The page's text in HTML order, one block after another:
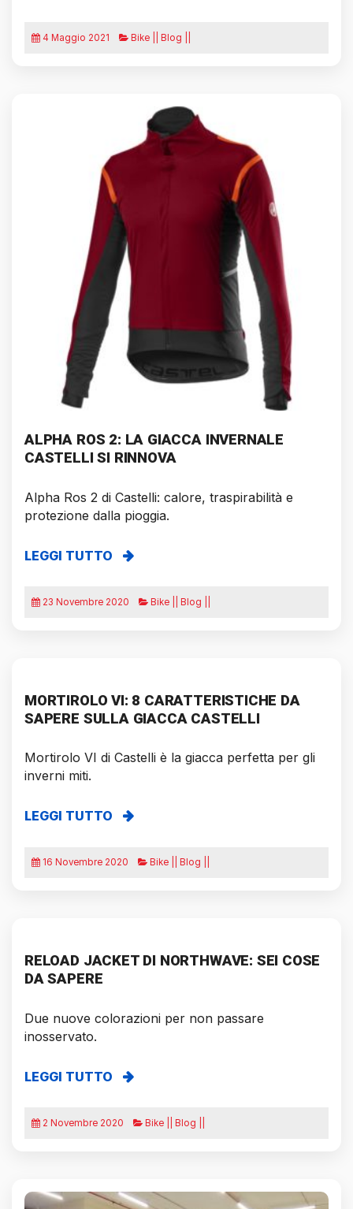
4 Maggio 2021 Bike || Blog ||
ALPHA ROS 2: LA GIACCA INVERNALE
CASTELLI SI RINNOVA
Alpha Ros 2 di Castelli: calore, traspirabilità e
protezione dalla pioggia.
LEGGI TUTTO
23 Novembre 2020 Bike || Blog ||
MORTIROLO VI: 8 CARATTERISTICHE DA
SAPERE SULLA GIACCA CASTELLI
Mortirolo VI di Castelli è la giacca perfetta per gli
inverni miti.
LEGGI TUTTO
16 Novembre 2020 Bike || Blog ||
RELOAD JACKET DI NORTHWAVE: SEI COSE
DA SAPERE
Due nuove colorazioni per non passare
inosservato.
LEGGI TUTTO
2 Novembre 2020 Bike || Blog ||